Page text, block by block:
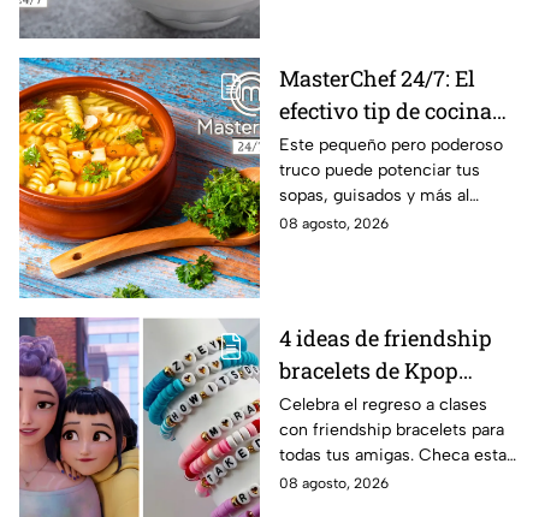
MasterChef 24/7: El
efectivo tip de cocina
de las abuelas para
darle sabor extra al
caldillo
Este pequeño pero poderoso
truco puede potenciar tus
sopas, guisados y más al
máximo.
08 agosto, 2026
4 ideas de friendship
bracelets de Kpop
Demon Hunters para
intercambiar con tus
mejores amigas este
regreso a clases
Celebra el regreso a clases
con friendship bracelets para
todas tus amigas. Checa estas
4 ideas inspiradas en Kpop
08 agosto, 2026